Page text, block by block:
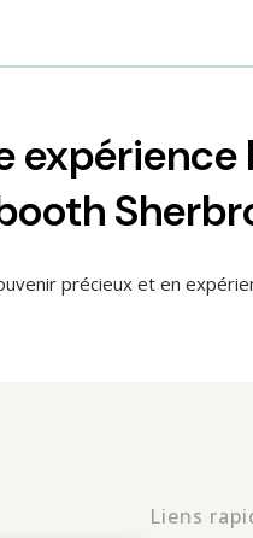
précieux et en
Liens